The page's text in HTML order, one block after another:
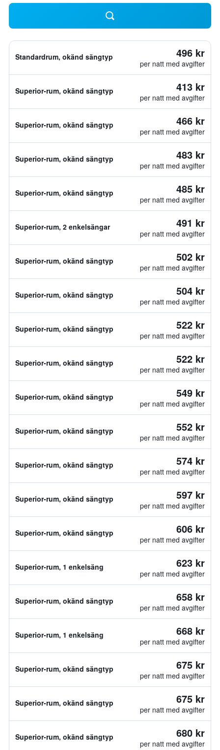
Standardrum, okänd sängtyp 496 kr
per natt med avgifter
Superior-rum, okänd sängtyp 413 kr
per natt med avgifter
Superior-rum, okänd sängtyp 466 kr
per natt med avgifter
Superior-rum, okänd sängtyp 483 kr
per natt med avgifter
Superior-rum, okänd sängtyp 485 kr
per natt med avgifter
Superior-rum, 2 enkelsängar 491 kr
per natt med avgifter
Superior-rum, okänd sängtyp 502 kr
per natt med avgifter
Superior-rum, okänd sängtyp 504 kr
per natt med avgifter
Superior-rum, okänd sängtyp 522 kr
per natt med avgifter
Superior-rum, okänd sängtyp 522 kr
per natt med avgifter
Superior-rum, okänd sängtyp 549 kr
per natt med avgifter
Superior-rum, okänd sängtyp 552 kr
per natt med avgifter
Superior-rum, okänd sängtyp 574 kr
per natt med avgifter
Superior-rum, okänd sängtyp 597 kr
per natt med avgifter
Superior-rum, okänd sängtyp 606 kr
per natt med avgifter
Superior-rum, 1 enkelsäng 623 kr
per natt med avgifter
Superior-rum, okänd sängtyp 658 kr
per natt med avgifter
Superior-rum, 1 enkelsäng 668 kr
per natt med avgifter
Superior-rum, okänd sängtyp 675 kr
per natt med avgifter
Superior-rum, okänd sängtyp 675 kr
per natt med avgifter
Superior-rum, okänd sängtyp 680 kr
per natt med avgifter